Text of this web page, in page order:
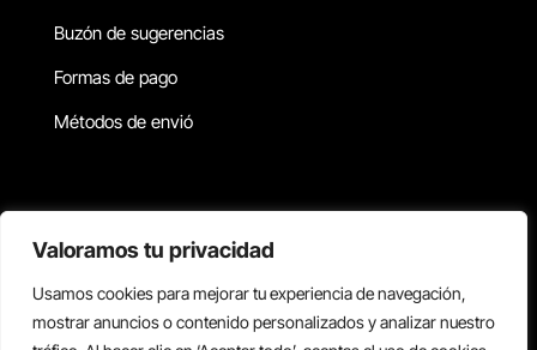
Valoramos tu privacidad
Usamos cookies para mejorar tu experiencia de navegación,
mostrar anuncios o contenido personalizados y analizar nuestro
Buzón de sugerencias
Formas de pago
Métodos de envió
Copyright © 2026 Reisix. Todos los derechos reservados.